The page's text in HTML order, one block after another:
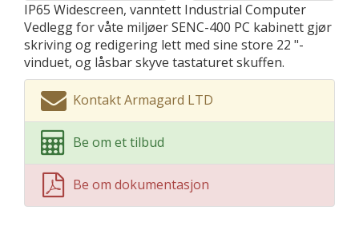
IP65 Widescreen, vanntett Industrial Computer
Vedlegg for våte miljøer SENC-400 PC kabinett gjør
skriving og redigering lett med sine store 22 "-
vinduet, og låsbar skyve tastaturet skuffen.
Kontakt Armagard LTD
Be om et tilbud
Be om dokumentasjon